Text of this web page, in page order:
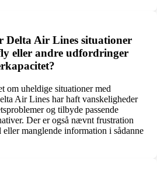
Delta Air Lines situationer
eller andre udfordringer
om uheldige situationer med
Air Lines har haft vanskeligheder
og tilbyde passende
Der er også nævnt frustration
manglende information i sådanne